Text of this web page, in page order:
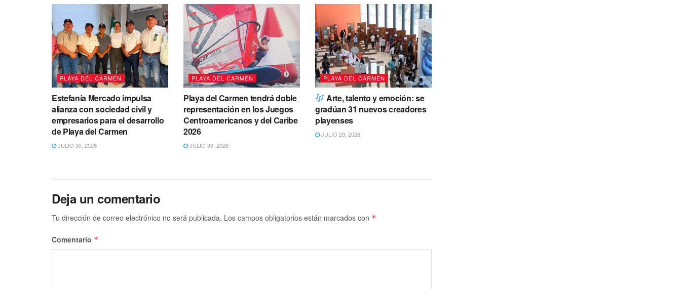
PLAYA DEL CARMEN
Estefanía Mercado impulsa
alianza con sociedad civil y
empresarios para el desarrollo
de Playa del Carmen
JULIO 30, 2026
PLAYA DEL CARMEN
Playa del Carmen tendrá doble
representación en los Juegos
Centroamericanos y del Caribe
2026
JULIO 30, 2026
PLAYA DEL CARMEN
Arte, talento y emoción: se
gradúan 31 nuevos creadores
playenses
JULIO 29, 2026
Deja un comentario
Tu dirección de correo electrónico no será publicada. Los campos obligatorios están marcados con *
Comentario *